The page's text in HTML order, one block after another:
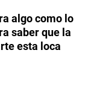
algo como lo
saber que la
esta loca